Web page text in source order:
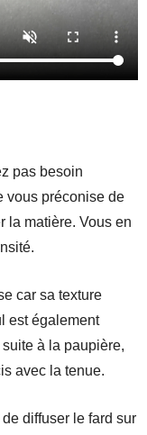
pas besoin
vous préconise de
la matière. Vous en
car sa texture
est également
à la paupière,
avec la tenue.
diffuser le fard sur